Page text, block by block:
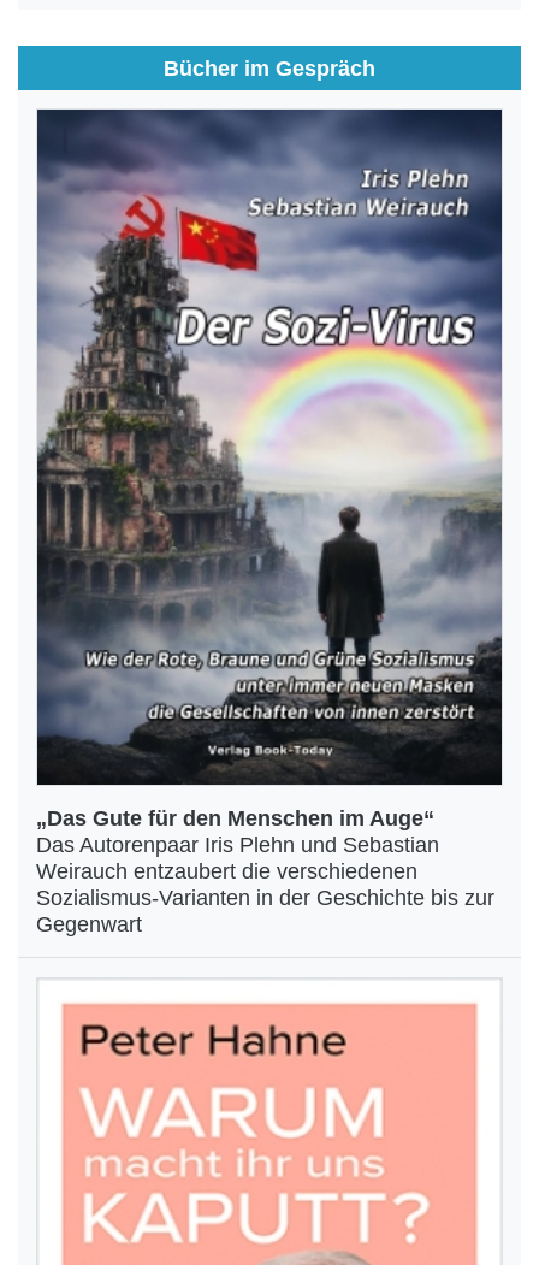
Bücher im Gespräch
„Das Gute für den Menschen im Auge“
Das Autorenpaar Iris Plehn und Sebastian
Weirauch entzaubert die verschiedenen
Sozialismus-Varianten in der Geschichte bis zur
Gegenwart